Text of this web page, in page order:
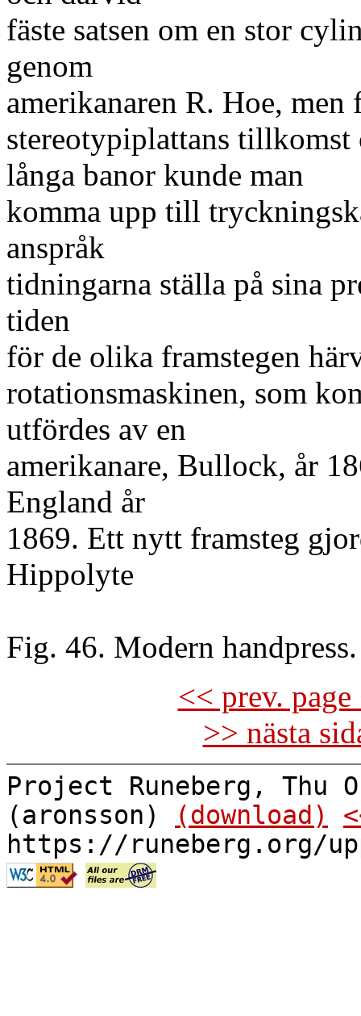
fäste satsen om en stor
genom
amerikanaren R. Hoe,
stereotypiplattans tillkomst
långa banor kunde man
komma upp till
anspråk
tidningarna ställa på sina
tiden
för de olika framstegen
rotationsmaskinen, som
utfördes av en
amerikanare, Bullock, år
England år
1869. Ett nytt framsteg
Hippolyte
Fig. 46. Modern handpress.
<< prev.
>> nästa
Project Runeberg, Thu
(aronsson)
(download)
https://runeberg.org/